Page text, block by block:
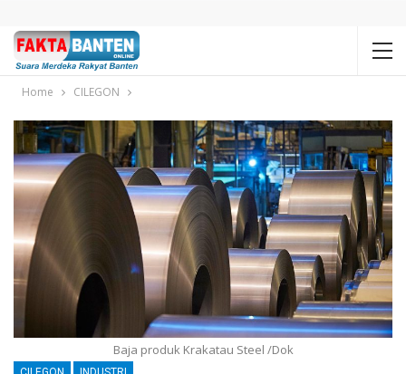
Home CILEGON
Baja produk Krakatau Steel /Dok